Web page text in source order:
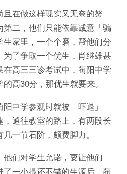
在做这样现实又无奈的努
第二，他们只能依靠诚意「骗
家里，一个个磨，帮他们分
了争取一个优生，肖继雄甚
高三三诊考试中，蔺阳中学
高30分，那优生就要来。
中学参观时就被「吓退」
，通往教室的路上，有两段长
十节石阶，颇费脚力。
们对学生允诺，要让他们
了一小撮还不错的生源后，蔺